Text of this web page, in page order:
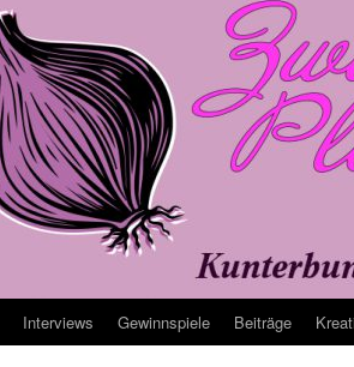
Interviews Gewinnspiele Beiträge